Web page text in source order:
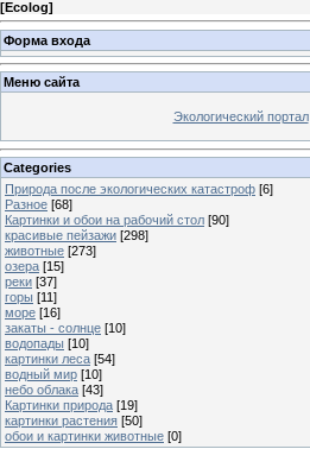
[Ecolog]
Форма входа
Меню сайта
Экологический портал
Categories
Природа после экологических катастроф [6]
Разное [68]
Картинки и обои на рабочий стол [90]
красивые пейзажи [298]
животные [273]
озера [15]
реки [37]
горы [11]
море [16]
закаты - солнце [10]
водопады [10]
картинки леса [54]
водный мир [10]
небо облака [43]
Картинки природа [19]
картинки растения [50]
обои и картинки животные [0]